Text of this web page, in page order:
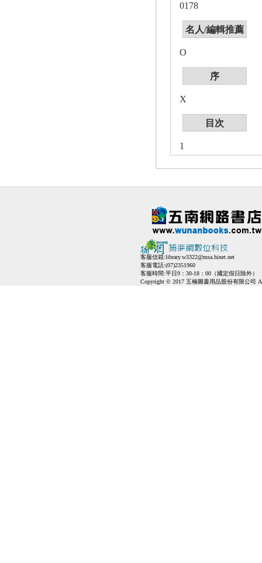
0178
名人/編輯推薦
O
序
X
目次
1
客服信箱:library.w3322@msa.hinet.net
客服電話:(07)2351960
客服時間:平日9：30-18：00（國定假日除外）
Copyright © 2017 五楠圖書用品股份有限公司